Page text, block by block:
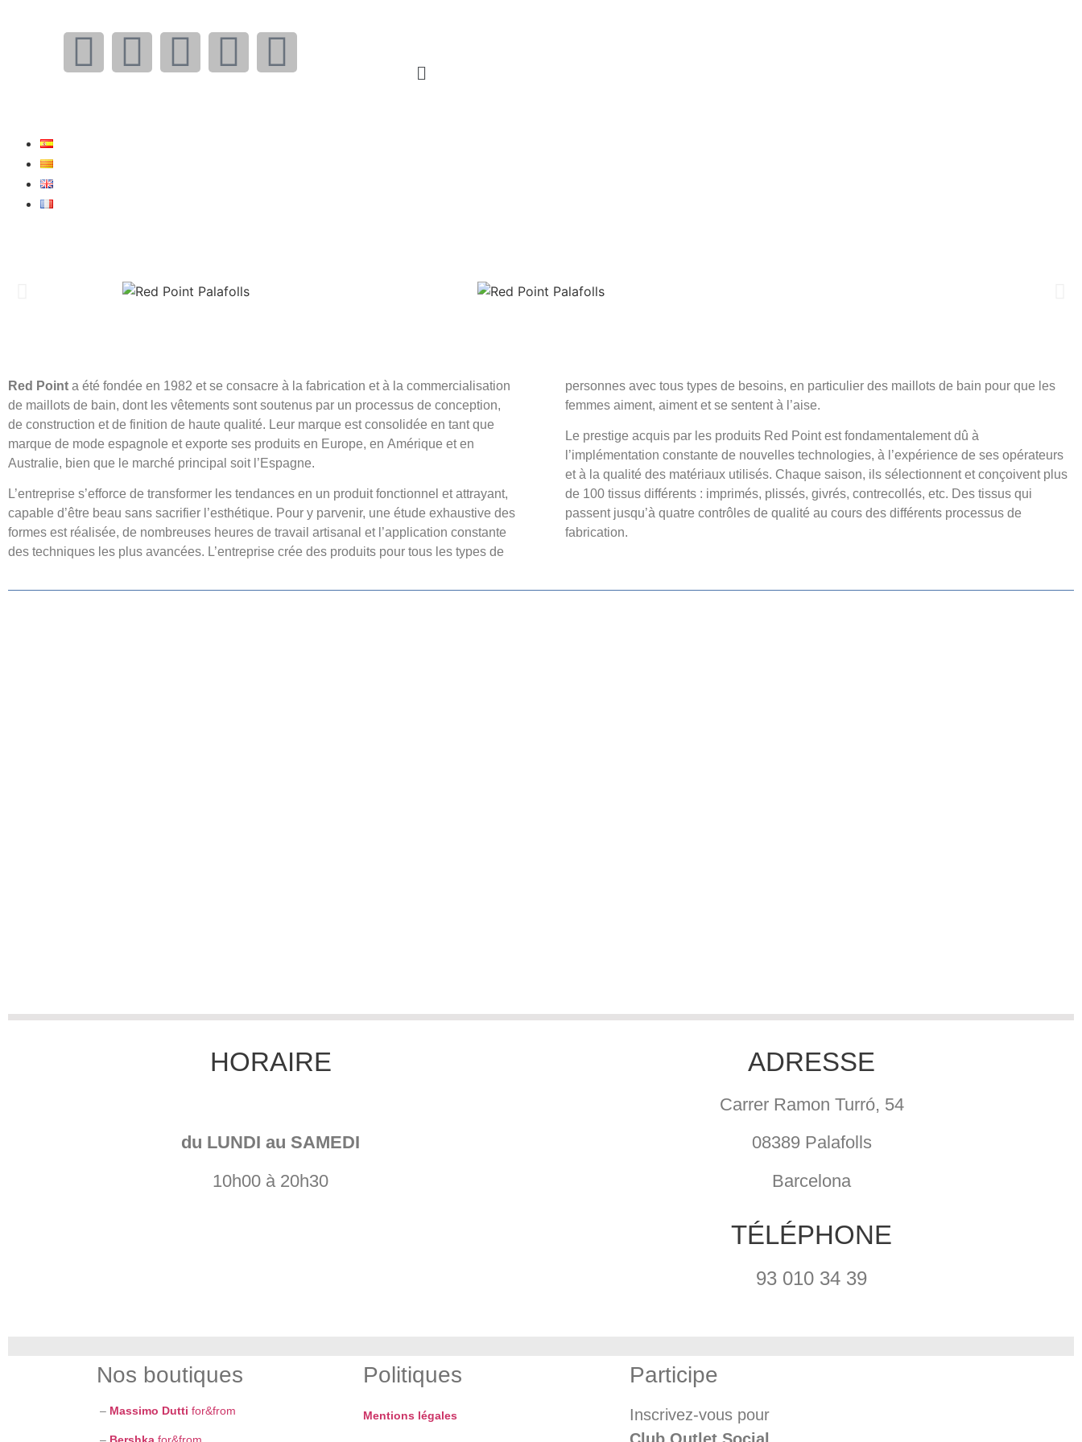
Red Point a été fondée en 1982 et se consacre à la fabrication et à la commercialisation
de maillots de bain, dont les vêtements sont soutenus par un processus de conception,
de construction et de finition de haute qualité. Leur marque est consolidée en tant que
marque de mode espagnole et exporte ses produits en Europe, en Amérique et en
Australie, bien que le marché principal soit l’Espagne.
L’entreprise s’efforce de transformer les tendances en un produit fonctionnel et attrayant,
capable d’être beau sans sacrifier l’esthétique. Pour y parvenir, une étude exhaustive des
formes est réalisée, de nombreuses heures de travail artisanal et l’application constante
des techniques les plus avancées. L’entreprise crée des produits pour tous les types de
personnes avec tous types de besoins, en particulier des maillots de bain pour que les
femmes aiment, aiment et se sentent à l’aise.
Le prestige acquis par les produits Red Point est fondamentalement dû à
l’implémentation constante de nouvelles technologies, à l’expérience de ses opérateurs
et à la qualité des matériaux utilisés. Chaque saison, ils sélectionnent et conçoivent plus
de 100 tissus différents : imprimés, plissés, givrés, contrecollés, etc. Des tissus qui
passent jusqu’à quatre contrôles de qualité au cours des différents processus de
fabrication.
HORAIRE
du LUNDI au SAMEDI
10h00 à 20h30
ADRESSE
Carrer Ramon Turró, 54
08389 Palafolls
Barcelona
TÉLÉPHONE
93 010 34 39
Nos boutiques
– Massimo Dutti for&from
Politiques
Mentions légales
Participe
Inscrivez-vous pour